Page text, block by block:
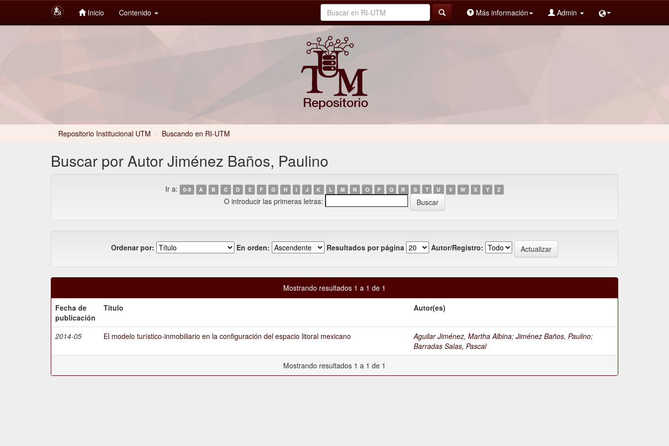
Inicio Contenido Más información Admin
Repositorio Institucional UTM / Buscando en RI-UTM
Buscar por Autor Jiménez Baños, Paulino
Ir a: 0-9 A B C D E F G H I J K L M N O P Q R S T U V W X Y Z
O introducir las primeras letras:
Ordenar por: En orden: Resultados por página Autor/Registro:
Mostrando resultados 1 a 1 de 1
Fecha de
publicación
Título Autor(es)
2014-05 El modelo turístico-inmobiliario en la configuración del espacio litoral mexicano Aguilar Jiménez, Martha Albina; Jiménez Baños, Paulino;
Barradas Salas, Pascal
Mostrando resultados 1 a 1 de 1